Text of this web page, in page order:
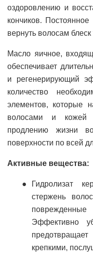
оздоровлению и
кончиков.
вернуть волосам
Масло яичное,
обеспечивает
и регенерирующий
количество
элементов, которые
волосами и кожей
продлению жизни
поверхности по всей
Активные вещества:
Гидролизат
стержень
Эффективно
крепкими,